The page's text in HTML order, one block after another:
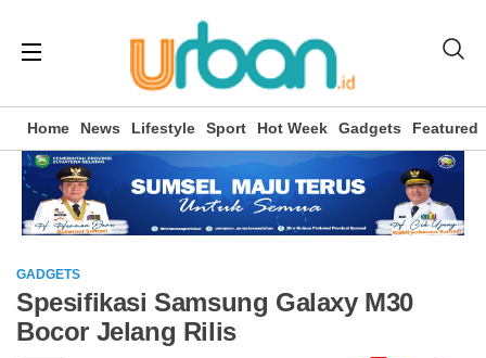
Home News Lifestyle Sport Hot Week Gadgets Featured
GADGETS
Spesifikasi Samsung Galaxy M30
Bocor Jelang Rilis